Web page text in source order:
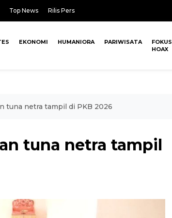
Top News Rilis Pers
EKONOMI HUMANIORA PARIWISATA
FOKUS
HOAX
tuna netra tampil di PKB 2026
tuna netra tampil